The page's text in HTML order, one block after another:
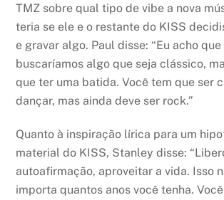
TMZ sobre qual tipo de vibe a nova
teria se ele e o restante do KISS
e gravar algo. Paul disse: “Eu acho
buscaríamos algo que seja clássico,
que ter uma batida. Você tem que ser
dançar, mas ainda deve ser rock.”
Quanto à inspiração lírica para um
material do KISS, Stanley disse:
autoafirmação, aproveitar a vida. Isso
importa quantos anos você tenha.